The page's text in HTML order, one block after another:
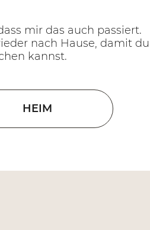
HEIM
mir das auch passiert.
nach Hause, damit du
kannst.